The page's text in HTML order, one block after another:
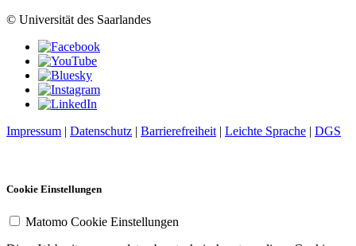
© Universität des Saarlandes
Impressum | Datenschutz | Barrierefreiheit | Leichte Sprache | DGS
Cookie Einstellungen
Matomo Cookie Einstellungen